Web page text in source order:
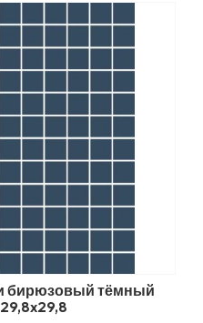
бирюзовый тёмный